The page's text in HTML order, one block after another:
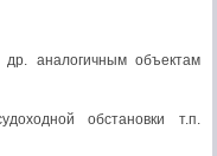
др. аналогичным объектам
обстановки т.п.